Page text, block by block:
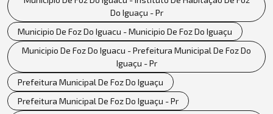
Do Iguaçu - Pr
Municipio De Foz Do Iguacu - Municipio De Foz Do Iguaçu
Municipio De Foz Do Iguacu - Prefeitura Municipal De Foz Do
Iguaçu - Pr
Prefeitura Municipal De Foz Do Iguaçu
Prefeitura Municipal De Foz Do Iguaçu - Pr